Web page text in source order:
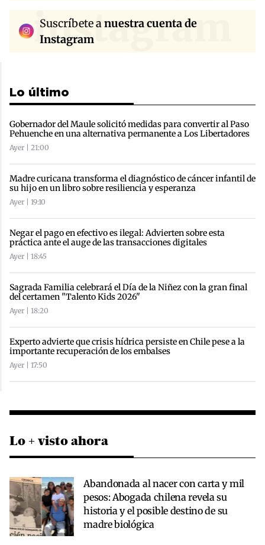
instagram
Suscríbete anuestra cuenta de
Instagram
Lo último
Gobernador del Maule solicitó medidas para convertir al Paso
Pehuenche en una alternativa permanente a Los Libertadores
Ayer | 21:00
Madre curicana transforma el diagnóstico de cáncer infantil de
su hijo en un libro sobre resiliencia y esperanza
Ayer | 19:10
Negar el pago en efectivo es ilegal: Advierten sobre esta
práctica ante el auge de las transacciones digitales
Ayer | 18:45
Sagrada Familia celebrará el Día de la Niñez con la gran final
del certamen "Talento Kids 2026"
Ayer | 18:20
Experto advierte que crisis hídrica persiste en Chile pese a la
importante recuperación de los embalses
Ayer | 17:50
Lo + visto ahora
Abandonada al nacer con carta y mil
pesos: Abogada chilena revela su
historia y el posible destino de su
madre biológica